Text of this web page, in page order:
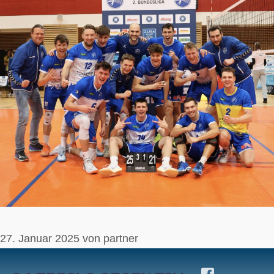
springen
27. Januar 2025 von partner